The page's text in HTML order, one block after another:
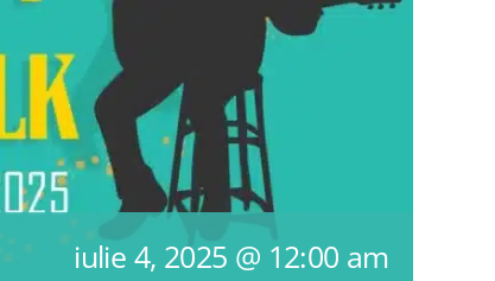
iulie 4, 2025 @ 12:00 am